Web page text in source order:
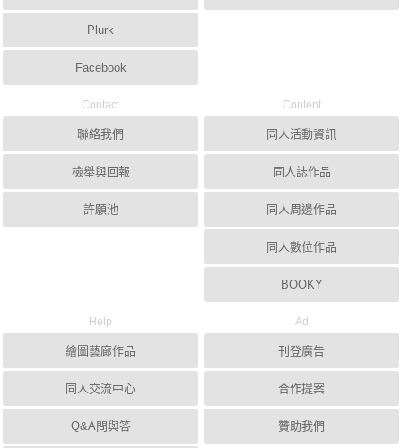
Plurk
Facebook
Contact
聯絡我們
檢舉與回報
許願池
Content
同人活動資訊
同人誌作品
同人周邊作品
同人數位作品
BOOKY
Help
繪圖藝廊作品
同人交流中心
Q&A問與答
Ad
刊登廣告
合作提案
贊助我們